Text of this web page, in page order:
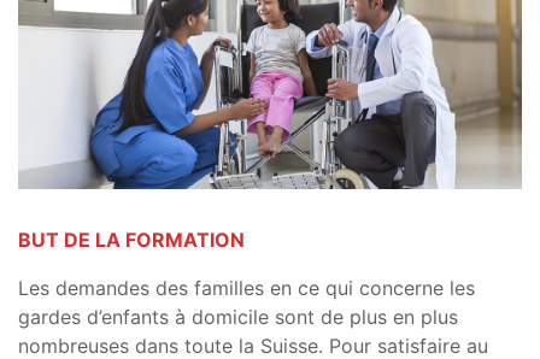
BUT DE LA FORMATION
Les demandes des familles en ce qui concerne les
gardes d’enfants à domicile sont de plus en plus
nombreuses dans toute la Suisse. Pour satisfaire au